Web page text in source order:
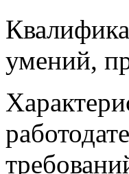
умений,